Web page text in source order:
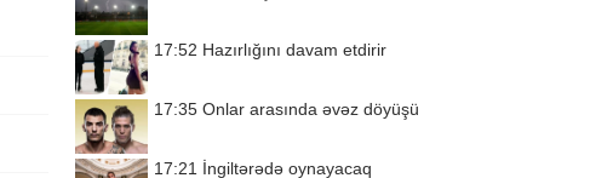
17:52 Hazırlığını davam etdirir
17:35 Onlar arasında əvəz döyüşü
17:21 İngiltərədə oynayacaq